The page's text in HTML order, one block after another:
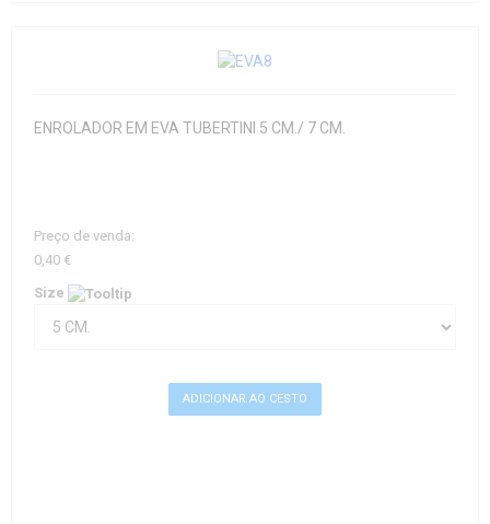
ENROLADOR EM EVA TUBERTINI 5 CM./ 7 CM.
Preço de venda:
0,40 €
Size